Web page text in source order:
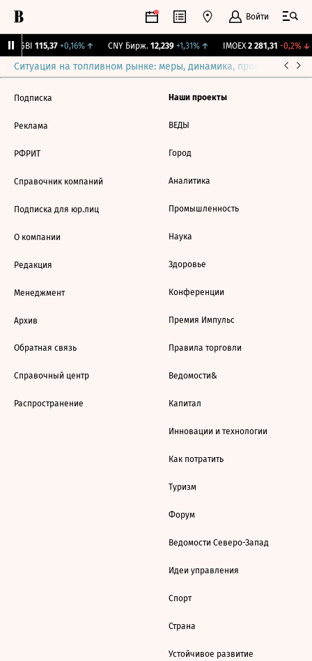
Войти
RGBI 115,37 +0,16%↑ CNY Бирж. 12,239 +1,31%↑ IMOEX 2 281,31 -0,2%↓
Ситуация на топливном рынке: меры, динамика, прогнозы
Подписка
Реклама
РФРИТ
Справочник компаний
Подписка для юр.лиц
О компании
Редакция
Менеджмент
Архив
Обратная связь
Справочный центр
Распространение
Наши проекты
ВЕДЫ
Город
Аналитика
Промышленность
Наука
Здоровье
Конференции
Премия Импульс
Правила торговли
Ведомости&
Капитал
Инновации и технологии
Как потратить
Туризм
Форум
Ведомости Северо-Запад
Идеи управления
Спорт
Страна
Устойчивое развитие